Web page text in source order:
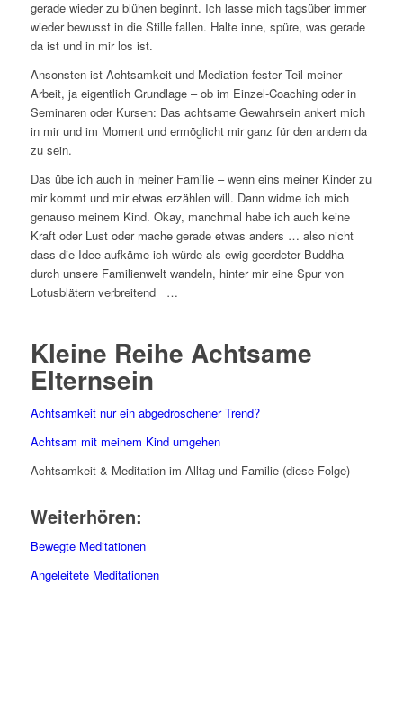
gerade wieder zu blühen beginnt. Ich lasse mich tagsüber immer
wieder bewusst in die Stille fallen. Halte inne, spüre, was gerade
da ist und in mir los ist.
Ansonsten ist Achtsamkeit und Mediation fester Teil meiner
Arbeit, ja eigentlich Grundlage – ob im Einzel-Coaching oder in
Seminaren oder Kursen: Das achtsame Gewahrsein ankert mich
in mir und im Moment und ermöglicht mir ganz für den andern da
zu sein.
Das übe ich auch in meiner Familie – wenn eins meiner Kinder zu
mir kommt und mir etwas erzählen will. Dann widme ich mich
genauso meinem Kind. Okay, manchmal habe ich auch keine
Kraft oder Lust oder mache gerade etwas anders … also nicht
dass die Idee aufkäme ich würde als ewig geerdeter Buddha
durch unsere Familienwelt wandeln, hinter mir eine Spur von
Lotusblätern verbreitend …
Kleine Reihe Achtsame
Elternsein
Achtsamkeit nur ein abgedroschener Trend?
Achtsam mit meinem Kind umgehen
Achtsamkeit & Meditation im Alltag und Familie (diese Folge)
Weiterhören:
Bewegte Meditationen
Angeleitete Meditationen